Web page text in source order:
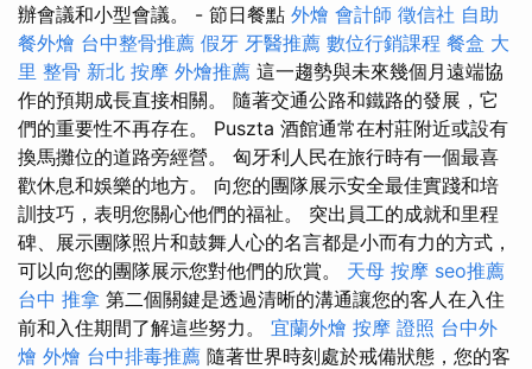
辦會議和小型會議。 - 節日餐點 外燴 會計師 徵信社 自助
餐外燴 台中整骨推薦 假牙 牙醫推薦 數位行銷課程 餐盒 大
里 整骨 新北 按摩 外燴推薦 這一趨勢與未來幾個月遠端協
作的預期成長直接相關。 隨著交通公路和鐵路的發展，它
們的重要性不再存在。 Puszta 酒館通常在村莊附近或設有
換馬攤位的道路旁經營。 匈牙利人民在旅行時有一個最喜
歡休息和娛樂的地方。 向您的團隊展示安全最佳實踐和培
訓技巧，表明您關心他們的福祉。 突出員工的成就和里程
碑、展示團隊照片和鼓舞人心的名言都是小而有力的方式，
可以向您的團隊展示您對他們的欣賞。 天母 按摩 seo推薦
台中 推拿 第二個關鍵是透過清晰的溝通讓您的客人在入住
前和入住期間了解這些努力。 宜蘭外燴 按摩 證照 台中外
燴 外燴 台中排毒推薦 隨著世界時刻處於戒備狀態，您的客